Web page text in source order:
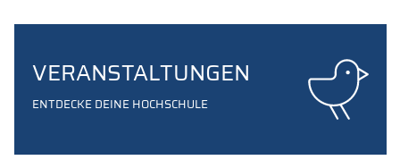
VERANSTALTUNGEN
ENTDECKE DEINE HOCHSCHULE